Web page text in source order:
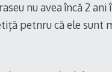
nu avea încă 2
petnru că ele sunt